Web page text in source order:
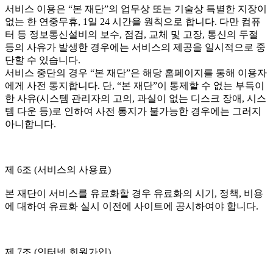
서비스 이용은 “본 재단”의 업무상 또는 기술상 특별한 지장이
없는 한 연중무휴, 1일 24 시간을 원칙으로 합니다. 다만 컴퓨
터 등 정보통신설비의 보수, 점검, 교체 및 고장, 통신의 두절
등의 사유가 발생한 경우에는 서비스의 제공을 일시적으로 중
단할 수 있습니다.
서비스 중단의 경우 “본 재단”은 해당 홈페이지를 통해 이용자
에게 사전 통지합니다. 단, “본 재단”이 통제할 수 없는 부득이
한 사유(시스템 관리자의 고의, 과실이 없는 디스크 장애, 시스
템 다운 등)로 인하여 사전 통지가 불가능한 경우에는 그러지
아니합니다.
제 6조 (서비스의 사용료)
본 재단이 서비스를 유료화할 경우 유료화의 시기, 정책, 비용
에 대하여 유료화 실시 이전에 사이트에 공시하여야 합니다.
제 7조 (인터넷 회원가입)